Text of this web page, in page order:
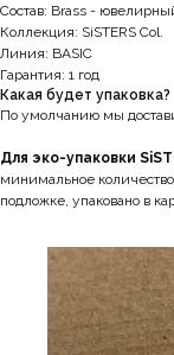
Состав: Brass -
Коллекция: SiSTERS Col.
Линия: BASIC
Гарантия: 1 год
Какая будет упаковка?
По умолчанию мы
Для эко-упаковки
минимальное
подложке, упаковано в